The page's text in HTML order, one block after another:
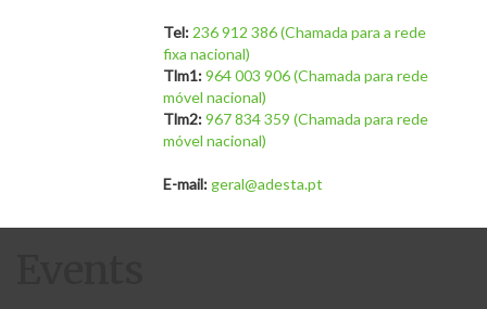
Tel:236 912 386 (Chamada para a rede
fixa nacional)
Tlm1:964 003 906 (Chamada para rede
móvel nacional)
Tlm2:967 834 359 (Chamada para rede
móvel nacional)
E-mail: geral@adesta.pt